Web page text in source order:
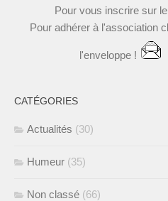
Pour vous inscrire sur
Pour adhérer à l'association
l'enveloppe !
CATÉGORIES
Actualités (30)
Humeur (35)
Non classé (66)